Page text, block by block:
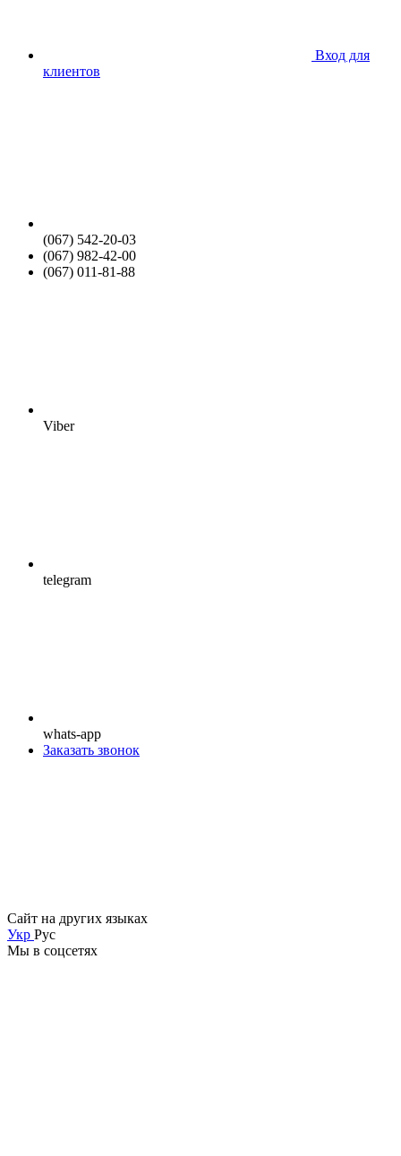
Вход для
клиентов
(067) 542-20-03
(067) 982-42-00
(067) 011-81-88
Viber
telegram
whats-app
Заказать звонок
Сайт на других языках
Укр Рус
Мы в соцсетях